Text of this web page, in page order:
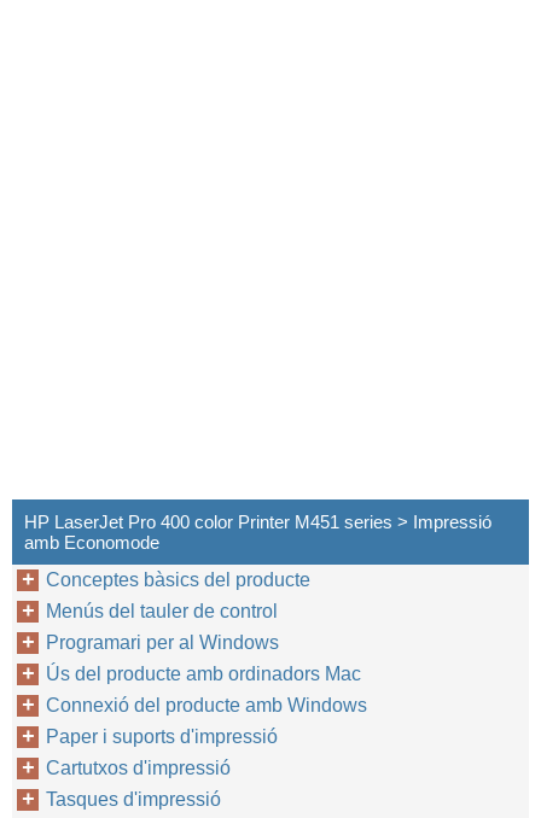
HP LaserJet Pro 400 color Printer M451 series > Impressió
amb Economode
Conceptes bàsics del producte
Menús del tauler de control
Programari per al Windows
Ús del producte amb ordinadors Mac
Connexió del producte amb Windows
Paper i suports d'impressió
Cartutxos d'impressió
Tasques d'impressió